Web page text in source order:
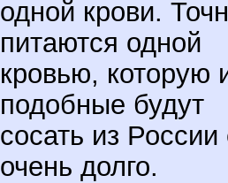
одной крови.
питаются одной
кровью, которую
подобные будут
сосать из
очень долго.